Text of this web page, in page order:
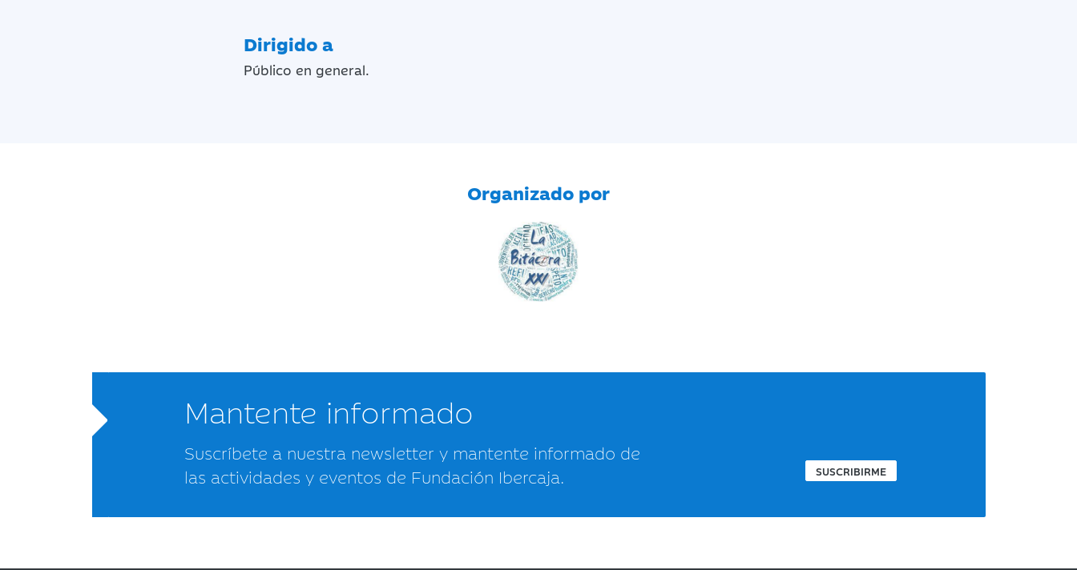
Dirigido a
Público en general.
Organizado por
Mantente informado
Suscríbete a nuestra newsletter y mantente informado de
las actividades y eventos de Fundación Ibercaja.
SUSCRIBIRME